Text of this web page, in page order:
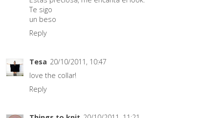
Te sigo
un beso
Reply
Tesa 20/10/2011, 10:47
love the collar!
Reply